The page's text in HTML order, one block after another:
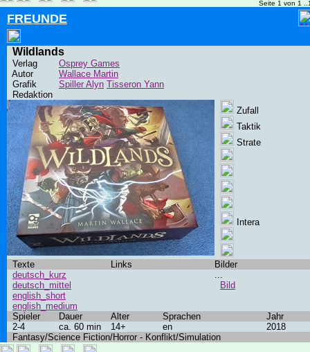
Seite 1 von 1
FREUNDE
Wildlands
Verlag
Osprey Games
Autor
Wallace Martin
Grafik
Spiller Alyn Tisseron Yann
Redaktion
Zufall
Taktik
Strate
Intera
Texte Links
Bilder
deutsch_kurz
deutsch_mittel
english_short
english_medium
...
Bild
Spieler Dauer Alter Sprachen
Jahr
2-4
ca. 60 min 14+ en
2018
Fantasy/Science Fiction/Horror - Konflikt/Simulation